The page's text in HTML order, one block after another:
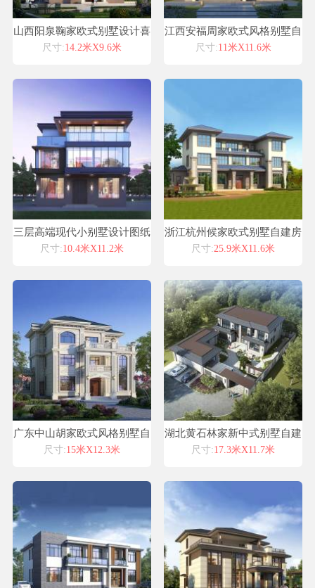
山西阳泉鞠家欧式别墅设计喜
天下别墅设计图纸
尺寸:14.2米X9.6米
江西安福周家欧式风格别墅自
建房设计图纸喜天下建筑设计
尺寸:11米X11.6米
三层高端现代小别墅设计图纸
落地窗玻璃幕墙浙江宁波客户
尺寸:10.4米X11.2米
浙江杭州候家欧式别墅自建房
设计图纸喜天下建筑设计
尺寸:25.9米X11.6米
广东中山胡家欧式风格别墅自
建房设计图纸喜天下建筑设计
尺寸:15米X12.3米
湖北黄石林家新中式别墅自建
房设计图纸喜天下建筑设计
尺寸:17.3米X11.7米